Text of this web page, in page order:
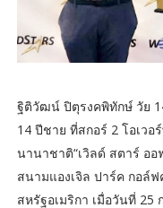
ฐิติวัฒน์ ปิตุรงคพิทักษ์ วัย
14 ปีชาย ที่สกอร์ 2 โอเว
นานาชาติ“เวิลด์ สตาร์ อ
สนามแองเจิล ปาร์ค กอล์ฟ
สหรัฐอเมริกา เมื่อวันที่ 25